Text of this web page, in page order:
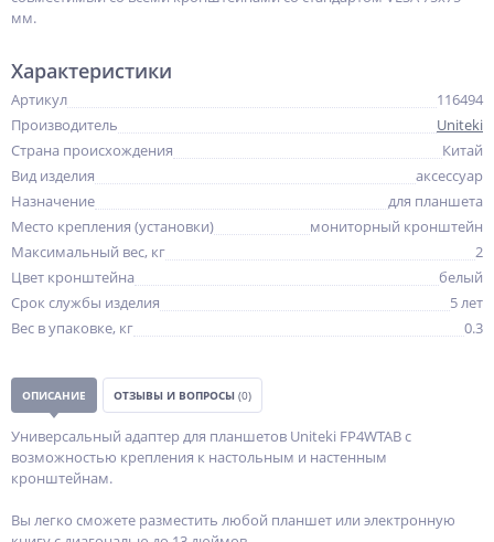
мм​.
Характеристики
Артикул
116494
Производитель
Uniteki
Страна происхождения
Китай
Вид изделия
аксессуар
Назначение
для планшета
Место крепления (установки)
мониторный кронштейн
Максимальный вес, кг
2
Цвет кронштейна
белый
Срок службы изделия
5 лет
Вес в упаковке, кг
0.3
ОПИСАНИЕ ОТЗЫВЫ И ВОПРОСЫ (0)
Универсальный адаптер для планшетов Uniteki FP4WTAB с
возможностью крепления к настольным и настенным
кронштейнам.
Вы легко сможете разместить любой планшет или электронную